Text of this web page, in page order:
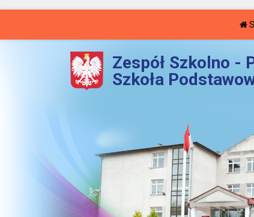
Zespół Szkolno -
Szkoła